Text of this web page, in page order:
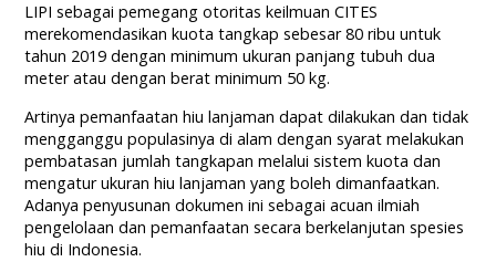
LIPI sebagai pemegang otoritas keilmuan CITES
merekomendasikan kuota tangkap sebesar 80 ribu untuk
tahun 2019 dengan minimum ukuran panjang tubuh dua
meter atau dengan berat minimum 50 kg.
Artinya pemanfaatan hiu lanjaman dapat dilakukan dan tidak
mengganggu populasinya di alam dengan syarat melakukan
pembatasan jumlah tangkapan melalui sistem kuota dan
mengatur ukuran hiu lanjaman yang boleh dimanfaatkan.
Adanya penyusunan dokumen ini sebagai acuan ilmiah
pengelolaan dan pemanfaatan secara berkelanjutan spesies
hiu di Indonesia.